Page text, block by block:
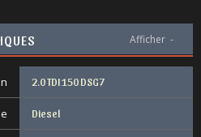
Afficher -
2.0 TDI 150 DSG7
Diesel